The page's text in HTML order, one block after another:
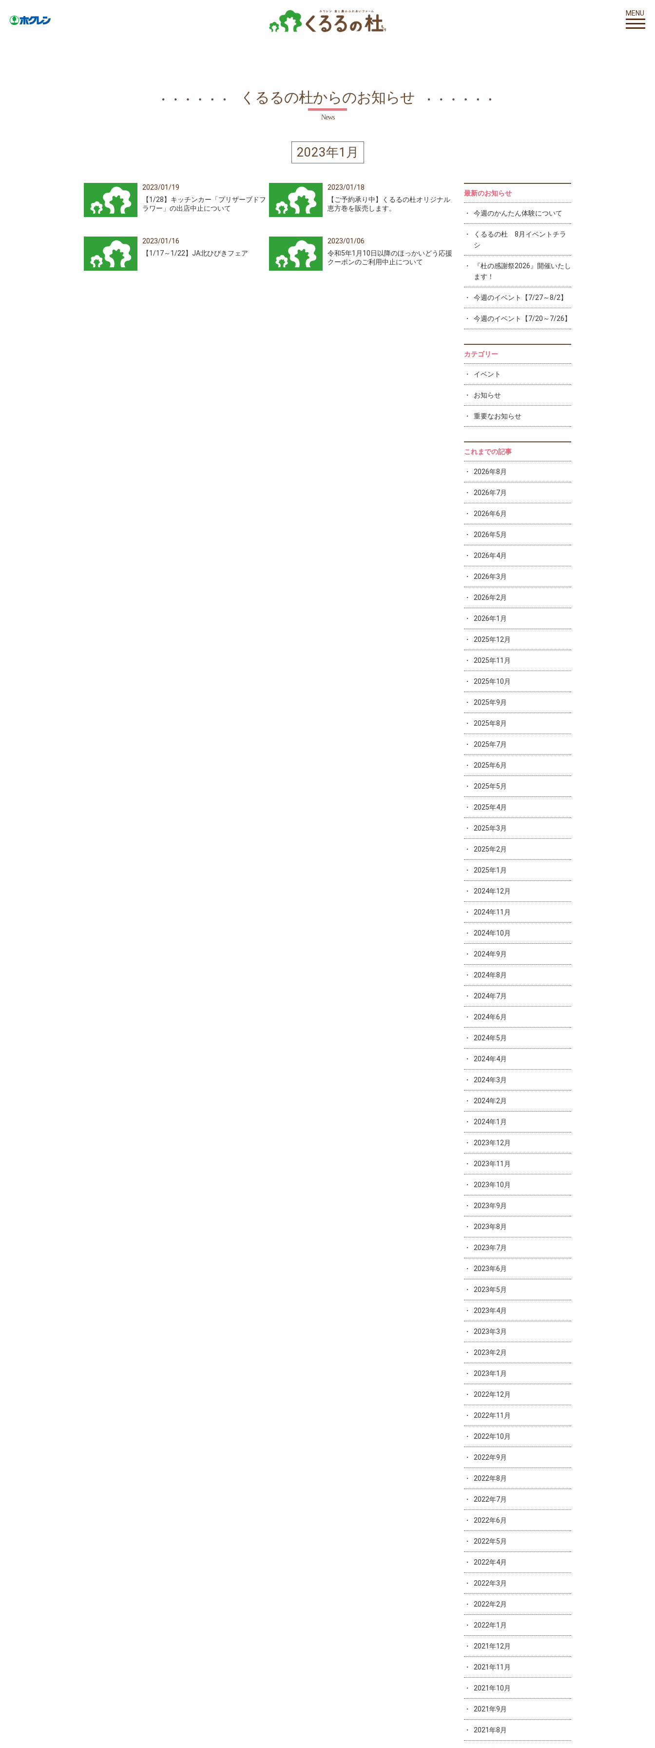
MENU
くるるの杜からのお知らせ
News
2023年1月
2023/01/19
【1/28】キッチンカー「プリザーブドフ
ラワー」の出店中止について
2023/01/18
【ご予約承り中】くるるの杜オリジナル
恵方巻を販売します。
2023/01/16
【1/17～1/22】JA北ひびきフェア
2023/01/06
令和5年1月10日以降のほっかいどう応援
クーポンのご利用中止について
最新のお知らせ
今週のかんたん体験について
くるるの杜 8月イベントチラ
シ
『杜の感謝祭2026』開催いたし
ます！
今週のイベント【7/27～8/2】
今週のイベント【7/20～7/26】
カテゴリー
イベント
お知らせ
重要なお知らせ
これまでの記事
2026年8月
2026年7月
2026年6月
2026年5月
2026年4月
2026年3月
2026年2月
2026年1月
2025年12月
2025年11月
2025年10月
2025年9月
2025年8月
2025年7月
2025年6月
2025年5月
2025年4月
2025年3月
2025年2月
2025年1月
2024年12月
2024年11月
2024年10月
2024年9月
2024年8月
2024年7月
2024年6月
2024年5月
2024年4月
2024年3月
2024年2月
2024年1月
2023年12月
2023年11月
2023年10月
2023年9月
2023年8月
2023年7月
2023年6月
2023年5月
2023年4月
2023年3月
2023年2月
2023年1月
2022年12月
2022年11月
2022年10月
2022年9月
2022年8月
2022年7月
2022年6月
2022年5月
2022年4月
2022年3月
2022年2月
2022年1月
2021年12月
2021年11月
2021年10月
2021年9月
2021年8月